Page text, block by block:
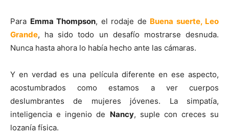
Para Emma Thompson, el rodaje de Buena suerte, Leo
Grande, ha sido todo un desafío mostrarse desnuda.
Nunca hasta ahora lo había hecho ante las cámaras.
Y en verdad es una película diferente en ese aspecto,
acostumbrados como estamos a ver cuerpos
deslumbrantes de mujeres jóvenes. La simpatía,
inteligencia e ingenio de Nancy, suple con creces su
lozanía física.